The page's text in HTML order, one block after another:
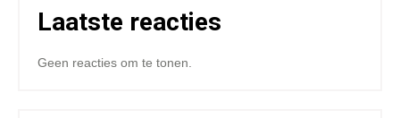
Laatste reacties
Geen reacties om te tonen.